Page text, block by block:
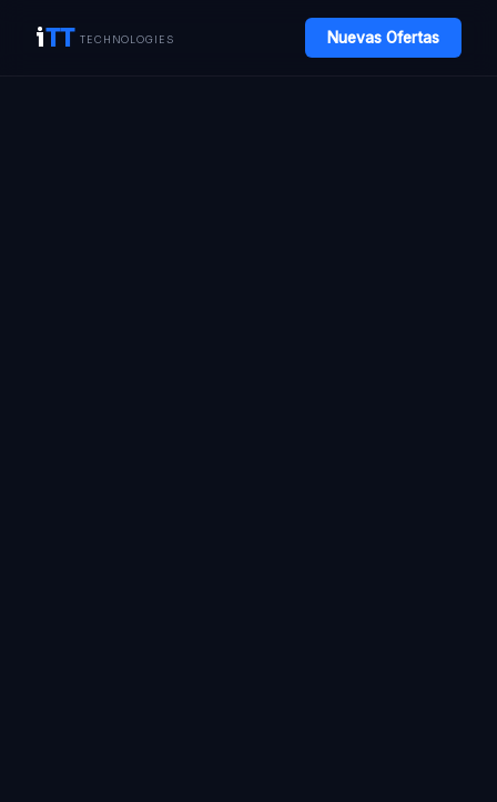
iTT TECHNOLOGIES Nuevas Ofertas